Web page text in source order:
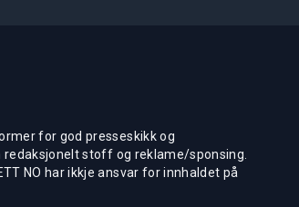
for god presseskikk og
stoff og reklame/sponsing.
NO har ikkje ansvar for innhaldet på